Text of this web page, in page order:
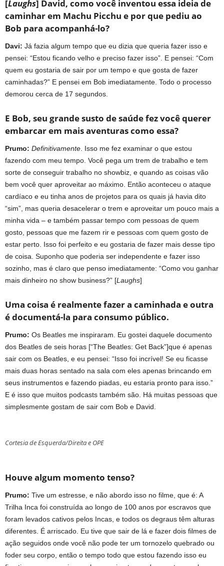
[Laughs] David, como você inventou essa ideia de
caminhar em Machu Picchu e por que pediu ao
Bob para acompanhá-lo?
Davi: Já fazia algum tempo que eu dizia que queria fazer isso e
pensei: “Estou ficando velho e preciso fazer isso”. E pensei: “Com
quem eu gostaria de sair por um tempo e que gosta de fazer
caminhadas?” E pensei em Bob imediatamente. Todo o processo
demorou cerca de 17 segundos.
E Bob, seu grande susto de saúde fez você querer
embarcar em mais aventuras como essa?
Prumo: Definitivamente . Isso me fez examinar o que estou
fazendo com meu tempo. Você pega um trem de trabalho e tem
sorte de conseguir trabalho no showbiz, e quando as coisas vão
bem você quer aproveitar ao máximo. Então aconteceu o ataque
cardíaco e eu tinha anos de projetos para os quais já havia dito
“sim”, mas queria desacelerar o trem e aproveitar um pouco mais a
minha vida – e também passar tempo com pessoas de quem
gosto, pessoas que me fazem rir e pessoas com quem gosto de
estar perto. Isso foi perfeito e eu gostaria de fazer mais desse tipo
de coisa. Suponho que poderia ser independente e fazer isso
sozinho, mas é claro que penso imediatamente: “Como vou ganhar
mais dinheiro no show business?” [Laughs]
Uma coisa é realmente fazer a caminhada e outra
é documentá-la para consumo público.
Prumo: Os Beatles me inspiraram. Eu gostei daquele documento
dos Beatles de seis horas [“The Beatles: Get Back”]que é apenas
sair com os Beatles, e eu pensei: “Isso foi incrível! Se eu ficasse
mais duas horas sentado na sala com eles apenas brincando em
seus instrumentos e fazendo piadas, eu estaria pronto para isso.”
E é isso que muitos podcasts também são. Há muitas pessoas que
simplesmente gostam de sair com Bob e David.
Cortesia de Esquerda/Direita e OPE
Houve algum momento tenso?
Prumo: Tive um estresse, e não abordo isso no filme, que é: A
Trilha Inca foi construída ao longo de 100 anos por escravos que
foram levados cativos pelos Incas, e todos os degraus têm alturas
diferentes. É arriscado. Eu tive que sair de lá e fazer dois filmes de
ação seguidos onde você não pode ter um tornozelo quebrado ou
foder seu corpo, então o tempo todo que estou fazendo isso eu